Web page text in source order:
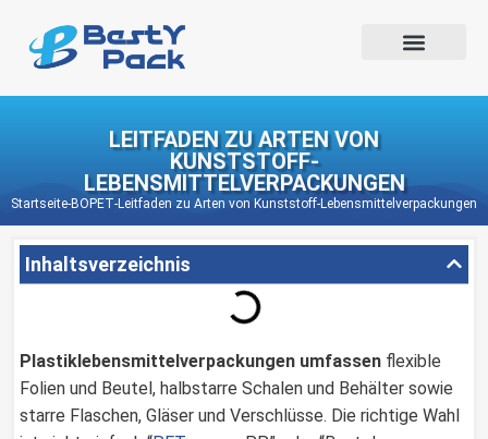
LEITFADEN ZU ARTEN VON
KUNSTSTOFF-
LEBENSMITTELVERPACKUNGEN
Startseite-BOPET-Leitfaden zu Arten von Kunststoff-Lebensmittelverpackungen
Inhaltsverzeichnis
Plastiklebensmittelverpackungen umfassen flexible
Folien und Beutel, halbstarre Schalen und Behälter sowie
starre Flaschen, Gläser und Verschlüsse. Die richtige Wahl